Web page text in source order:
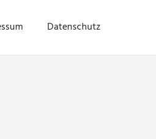
Datenschutz